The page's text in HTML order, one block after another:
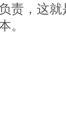
责，这就
。